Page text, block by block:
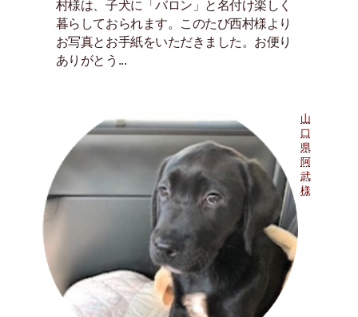
村様は、子犬に「バロン」と名付け楽しく
暮らしておられます。このたび西村様より
お写真とお手紙をいただきました。お便り
ありがとう...
山
口
県
阿
武
様